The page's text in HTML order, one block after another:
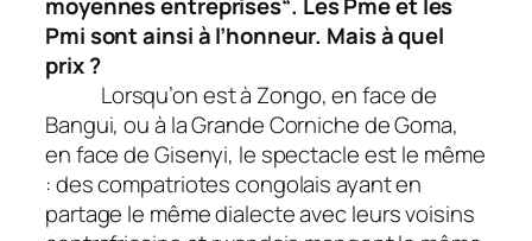
moyennes entreprises“. Les Pme et les
Pmi sont ainsi à l’honneur. Mais à quel
prix ?
Lorsqu’on est à Zongo, en face de
Bangui, ou à la Grande Corniche de Goma,
en face de Gisenyi, le spectacle est le même
: des compatriotes congolais ayant en
partage le même dialecte avec leurs voisins